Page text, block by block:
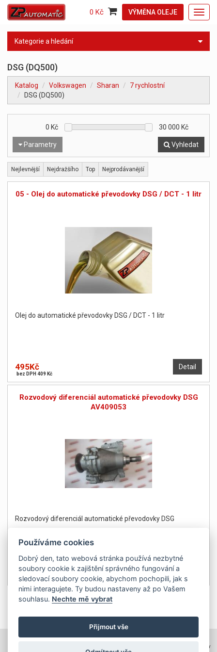
VÝMĚNA OLEJE
0 Kč
Kategorie a hledání
DSG (DQ500)
Katalog Volkswagen Sharan
7 rychlostní
DSG (DQ500)
Parametry
0 Kč 30 000 Kč
Vyhledat
Nejlevnější Nejdražšího Top Nejprodávanější
05 - Olej do automatické převodovky DSG / DCT - 1 litr
Olej do automatické převodovky DSG / DCT - 1 litr
Detail
495Kč
bez DPH 409 Kč
Rozvodový diferenciál automatické převodovky DSG
AV409053
Rozvodový diferenciál automatické převodovky DSG
Detail
29 800Kč
bez DPH 24 628 Kč
1
TOPWEBY - webhosting, domény, tvorba www
Používáme cookies
Dobrý den, tato webová stránka používá nezbytné
soubory cookie k zajištění správného fungování a
sledovací soubory cookie, abychom pochopili, jak s
nimi interagujete. Ty budou nastaveny až po Vašem
souhlasu. Nechte mě vybrat
Přijmout vše